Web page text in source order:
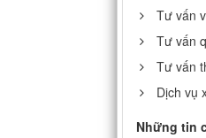
Tư vấn
Tư vấn
Tư vấn
Dịch vụ
Những tin